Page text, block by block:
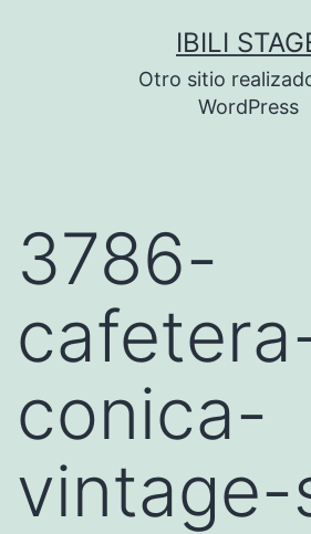
IBILI
Otro sitio
WordPress
3786-
conica-
vintage-